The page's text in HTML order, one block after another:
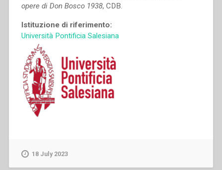
opere di Don Bosco 1938, CDB.
Istituzione di riferimento:
Università Pontificia Salesiana
18 July 2023